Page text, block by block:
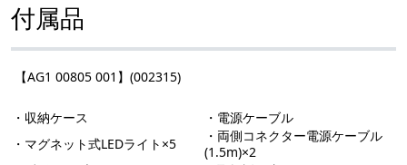
付属品
【AG1 00805 001】(002315)
・収納ケース
・電源ケーブル
・マグネット式LEDライト×5
・両側コネクター電源ケーブル
(1.5m)×2